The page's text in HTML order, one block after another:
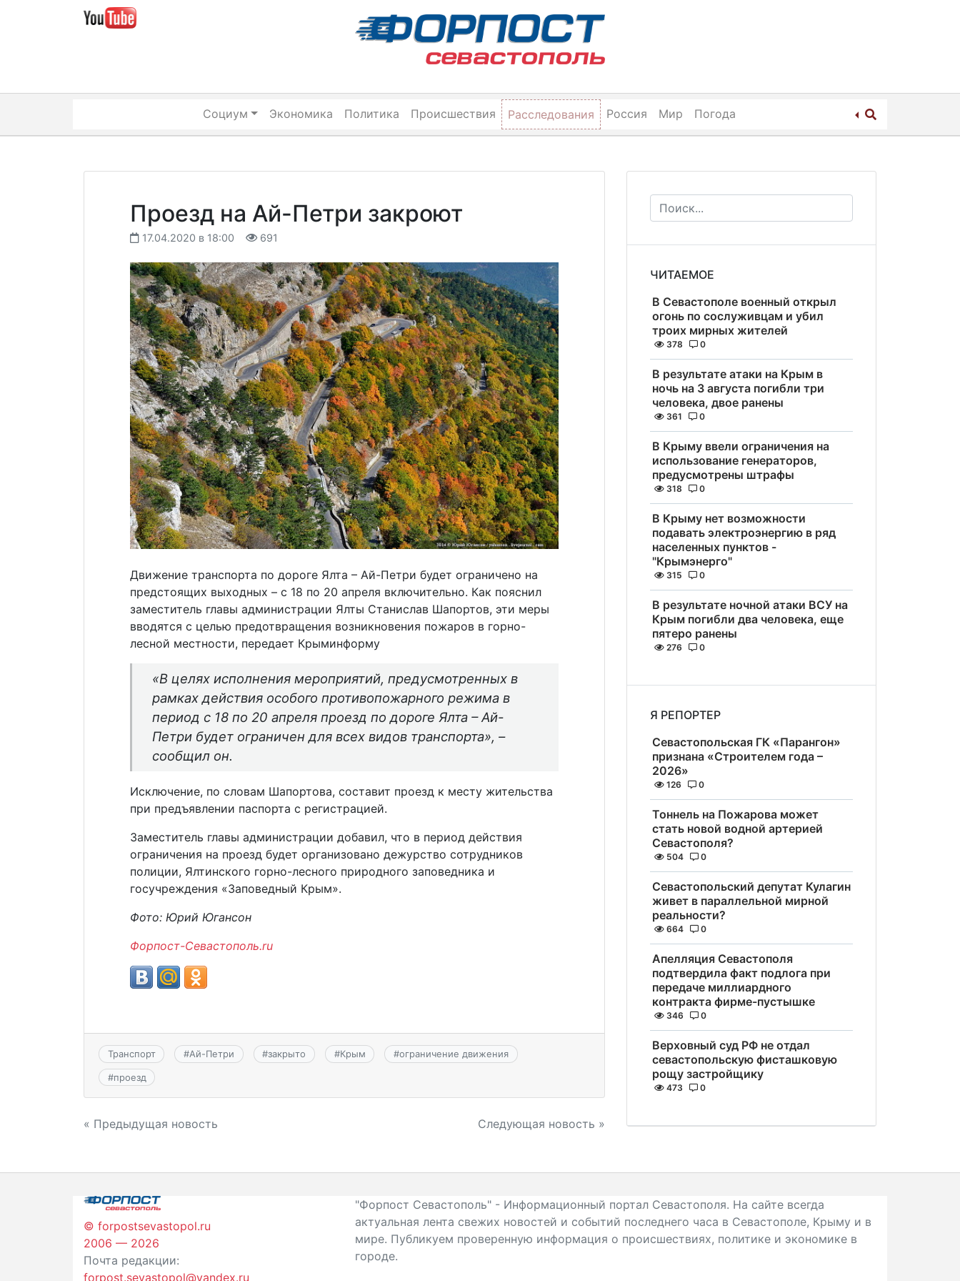
Социум Экономика Политика Происшествия Расследования Россия Мир Погода
Проезд на Ай-Петри закроют
17.04.2020 в 18:00 691
Движение транспорта по дороге Ялта – Ай-Петри будет ограничено на
предстоящих выходных – с 18 по 20 апреля включительно. Как пояснил
заместитель главы администрации Ялты Станислав Шапортов, эти меры
вводятся с целью предотвращения возникновения пожаров в горно-
лесной местности, передает Крыминформу
«В целях исполнения мероприятий, предусмотренных в
рамках действия особого противопожарного режима в
период с 18 по 20 апреля проезд по дороге Ялта – Ай-
Петри будет ограничен для всех видов транспорта», –
сообщил он.
Исключение, по словам Шапортова, составит проезд к месту жительства
при предъявлении паспорта с регистрацией.
Заместитель главы администрации добавил, что в период действия
ограничения на проезд будет организовано дежурство сотрудников
полиции, Ялтинского горно-лесного природного заповедника и
госучреждения «Заповедный Крым».
Фото: Юрий Югансон
Форпост-Севастополь.ru
Транспорт #Ай-Петри #закрыто #Крым #ограничение движения
#проезд
Навигация
записям
« Предыдущая новость Следующая новость »
ЧИТАЕМОЕ
В Севастополе военный открыл
огонь по сослуживцам и убил
троих мирных жителей
378 0
В результате атаки на Крым в
ночь на 3 августа погибли три
человека, двое ранены
361 0
В Крыму ввели ограничения на
использование генераторов,
предусмотрены штрафы
318 0
В Крыму нет возможности
подавать электроэнергию в ряд
населенных пунктов -
"Крымэнерго"
315 0
В результате ночной атаки ВСУ на
Крым погибли два человека, еще
пятеро ранены
276 0
Я РЕПОРТЕР
Севастопольская ГК «Парангон»
признана «Строителем года –
2026»
126 0
Тоннель на Пожарова может
стать новой водной артерией
Севастополя?
504 0
Севастопольский депутат Кулагин
живет в параллельной мирной
реальности?
664 0
Апелляция Севастополя
подтвердила факт подлога при
передаче миллиардного
контракта фирме-пустышке
346 0
Верховный суд РФ не отдал
севастопольскую фисташковую
рощу застройщику
473 0
© forpostsevastopol.ru
2006 — 2026
Почта редакции:
forpost.sevastopol@yandex.ru
"Форпост Севастополь" - Информационный портал Севастополя. На сайте всегда
актуальная лента свежих новостей и событий последнего часа в Севастополе, Крыму и в
мире. Публикуем проверенную информация о происшествиях, политике и экономике в
городе.